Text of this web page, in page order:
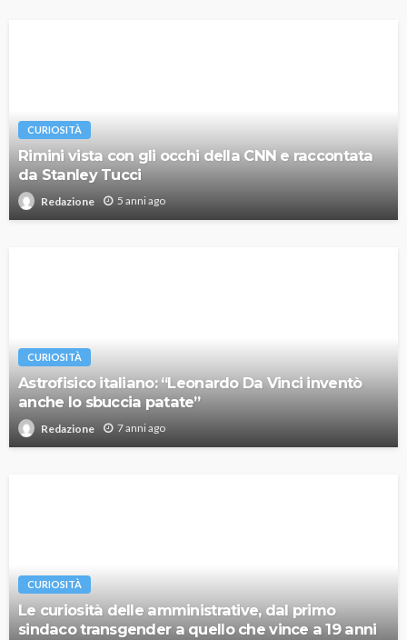
CURIOSITÀ
Rimini vista con gli occhi della CNN e raccontata
da Stanley Tucci
Redazione 5 anni ago
CURIOSITÀ
Astrofisico italiano: “Leonardo Da Vinci inventò
anche lo sbuccia patate”
Redazione 7 anni ago
CURIOSITÀ
Le curiosità delle amministrative, dal primo
sindaco transgender a quello che vince a 19 anni